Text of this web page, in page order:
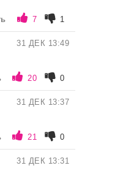
7 1
31 ДЕК 13:49
20 0
31 ДЕК 13:37
21 0
31 ДЕК 13:31